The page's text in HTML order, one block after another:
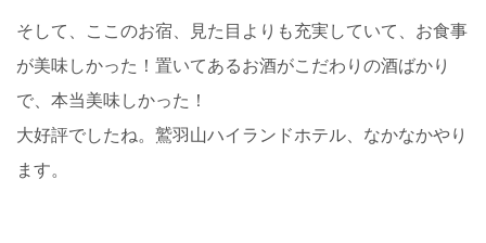
そして、ここのお宿、見た目よりも充実していて、お食事
が美味しかった！置いてあるお酒がこだわりの酒ばかり
で、本当美味しかった！
大好評でしたね。鷲羽山ハイランドホテル、なかなかやり
ます。